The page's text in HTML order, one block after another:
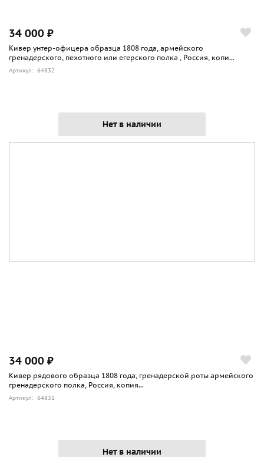
34 000 ₽
Кивер унтер-офицера образца 1808 года, армейского
гренадерского, пехотного или егерского полка , Россия, копи...
Артикул: 64832
Нет в наличии
34 000 ₽
Кивер рядового образца 1808 года, гренадерской роты армейского
гренадерского полка, Россия, копия...
Артикул: 64831
Нет в наличии